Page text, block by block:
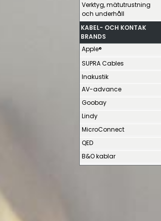
Verktyg, mätutrustning
och underhåll
KABEL- OCH KONTAK
BRANDS
Apple®
SUPRA Cables
Inakustik
AV-advance
Goobay
Lindy
MicroConnect
QED
B&O kablar